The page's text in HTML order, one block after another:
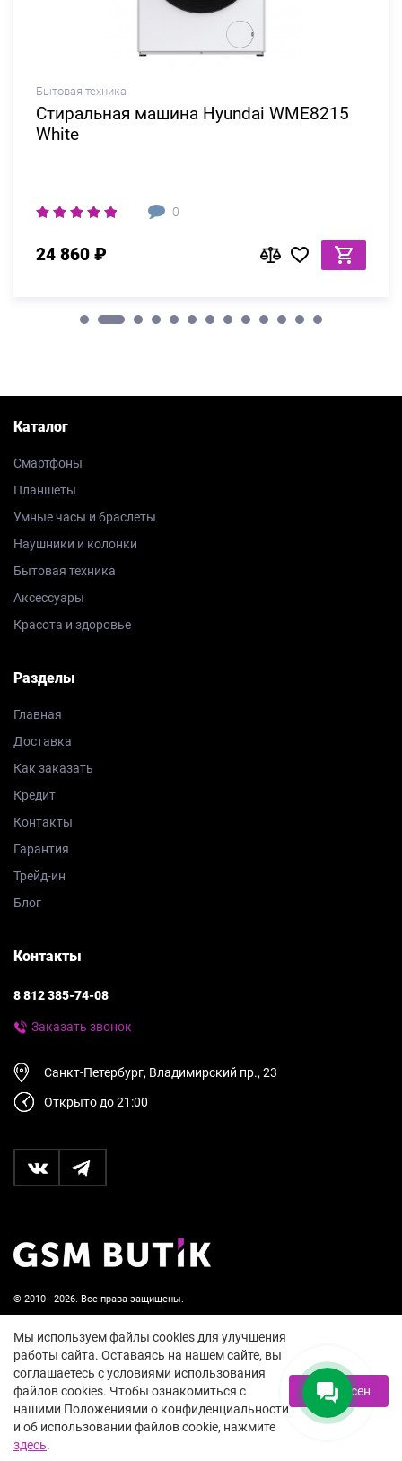
Бытовая техника
Стиральная машина Hyundai WME8215
White
0
24 860 ₽
© 2010 - 2026. Все права защищены.
Пользовательское соглашение и политика
конфиденциальности
18+
Каталог
Смартфоны
Планшеты
Умные часы и браслеты
Наушники и колонки
Бытовая техника
Аксессуары
Красота и здоровье
Разделы
Главная
Доставка
Как заказать
Кредит
Контакты
Гарантия
Трейд-ин
Блог
Контакты
8 812 385-74-08
Заказать звонок
Санкт-Петербург, Владимирский пр., 23
Открыто до 21:00
Мы используем файлы cookies для улучшения
работы сайта. Оставаясь на нашем сайте, вы
соглашаетесь с условиями использования
файлов cookies. Чтобы ознакомиться с
нашими Положениями о конфиденциальности
и об использовании файлов cookie, нажмите
здесь.
Я согласен